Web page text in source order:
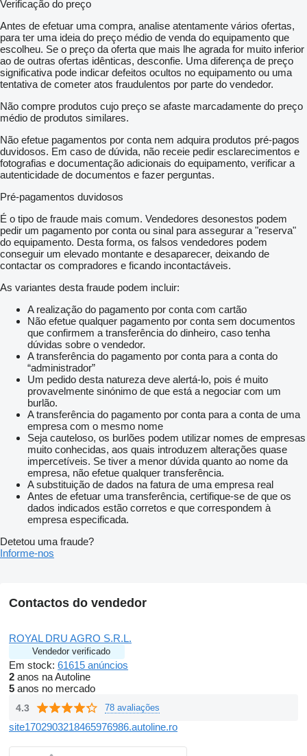
Verificação do preço
Antes de efetuar uma compra, analise atentamente vários ofertas,
para ter uma ideia do preço médio de venda do equipamento que
escolheu. Se o preço da oferta que mais lhe agrada for muito inferior
ao de outras ofertas idênticas, desconfie. Uma diferença de preço
significativa pode indicar defeitos ocultos no equipamento ou uma
tentativa de cometer atos fraudulentos por parte do vendedor.
Não compre produtos cujo preço se afaste marcadamente do preço
médio de produtos similares.
Não efetue pagamentos por conta nem adquira produtos pré-pagos
duvidosos. Em caso de dúvida, não receie pedir esclarecimentos e
fotografias e documentação adicionais do equipamento, verificar a
autenticidade de documentos e fazer perguntas.
Pré-pagamentos duvidosos
É o tipo de fraude mais comum. Vendedores desonestos podem
pedir um pagamento por conta ou sinal para assegurar a "reserva"
do equipamento. Desta forma, os falsos vendedores podem
conseguir um elevado montante e desaparecer, deixando de
contactar os compradores e ficando incontactáveis.
As variantes desta fraude podem incluir:
A realização do pagamento por conta com cartão
Não efetue qualquer pagamento por conta sem documentos
que confirmem a transferência do dinheiro, caso tenha
dúvidas sobre o vendedor.
A transferência do pagamento por conta para a conta do
“administrador”
Um pedido desta natureza deve alertá-lo, pois é muito
provavelmente sinónimo de que está a negociar com um
burlão.
A transferência do pagamento por conta para a conta de uma
empresa com o mesmo nome
Seja cauteloso, os burlões podem utilizar nomes de empresas
muito conhecidas, aos quais introduzem alterações quase
impercetíveis. Se tiver a menor dúvida quanto ao nome da
empresa, não efetue qualquer transferência.
A substituição de dados na fatura de uma empresa real
Antes de efetuar uma transferência, certifique-se de que os
dados indicados estão corretos e que correspondem à
empresa especificada.
Detetou uma fraude?
Informe-nos
Contactos do vendedor
ROYAL DRU AGRO S.R.L.
Vendedor verificado
Em stock: 61615 anúncios
2 anos na Autoline
5 anos no mercado
4.3 78 avaliações
site1702903218465976986.autoline.ro